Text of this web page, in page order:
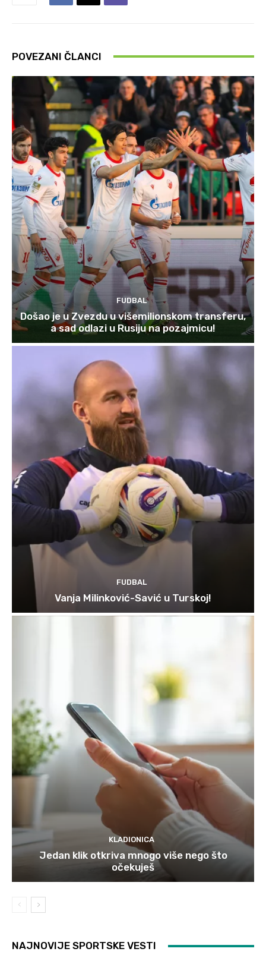
POVEZANI ČLANCI
FUDBAL
Došao je u Zvezdu u višemilionskom transferu,
a sad odlazi u Rusiju na pozajmicu!
FUDBAL
Vanja Milinković-Savić u Turskoj!
KLADIONICA
Jedan klik otkriva mnogo više nego što
očekuješ
NAJNOVIJE SPORTSKE VESTI